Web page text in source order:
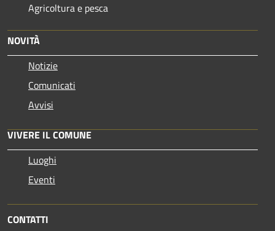
Agricoltura e pesca
NOVITÀ
Notizie
Comunicati
Avvisi
VIVERE IL COMUNE
Luoghi
Eventi
CONTATTI